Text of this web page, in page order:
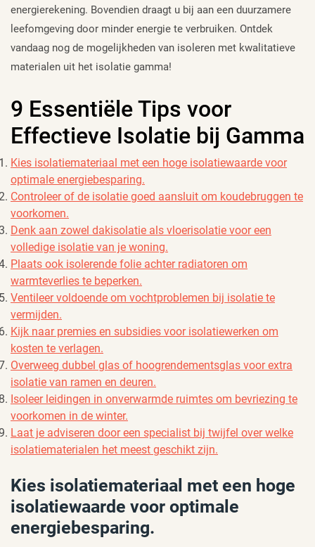
energierekening. Bovendien draagt u bij aan een duurzamere
leefomgeving door minder energie te verbruiken. Ontdek
vandaag nog de mogelijkheden van isoleren met kwalitatieve
materialen uit het isolatie gamma!
9 Essentiële Tips voor
Effectieve Isolatie bij Gamma
Kies isolatiemateriaal met een hoge isolatiewaarde voor
optimale energiebesparing.
Controleer of de isolatie goed aansluit om koudebruggen te
voorkomen.
Denk aan zowel dakisolatie als vloerisolatie voor een
volledige isolatie van je woning.
Plaats ook isolerende folie achter radiatoren om
warmteverlies te beperken.
Ventileer voldoende om vochtproblemen bij isolatie te
vermijden.
Kijk naar premies en subsidies voor isolatiewerken om
kosten te verlagen.
Overweeg dubbel glas of hoogrendementsglas voor extra
isolatie van ramen en deuren.
Isoleer leidingen in onverwarmde ruimtes om bevriezing te
voorkomen in de winter.
Laat je adviseren door een specialist bij twijfel over welke
isolatiematerialen het meest geschikt zijn.
Kies isolatiemateriaal met een hoge
isolatiewaarde voor optimale
energiebesparing.